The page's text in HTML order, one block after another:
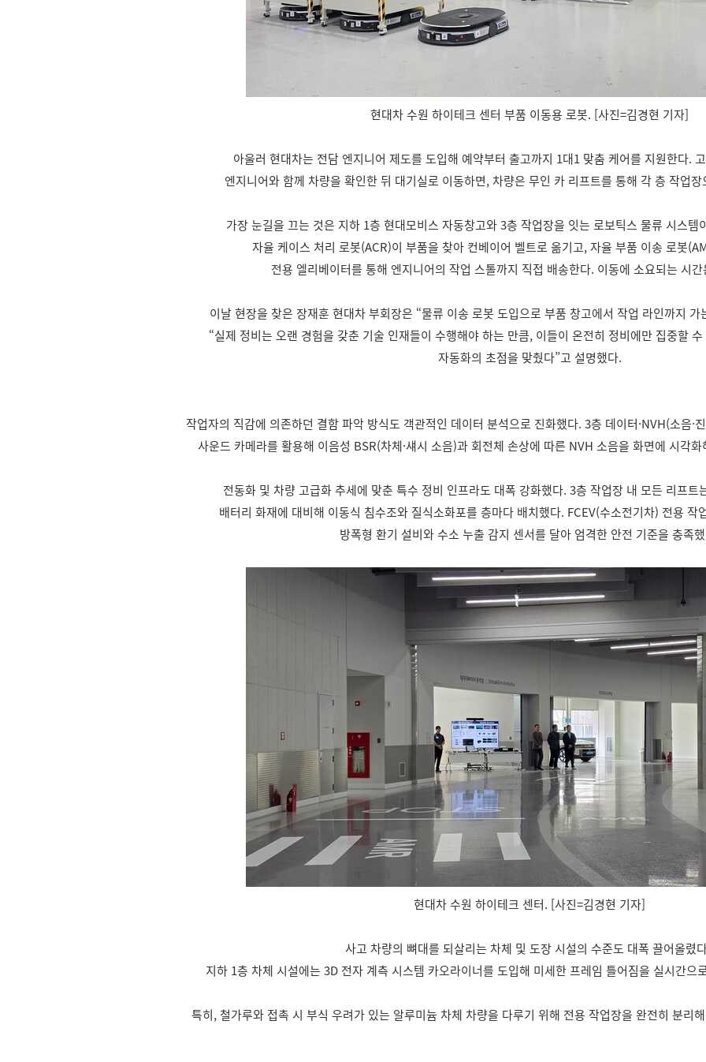
현대차 수원 하이테크 센터 부품 이동용 로봇. [사진=김경현 기자]
아울러 현대차는 전담 엔지니어 제도를 도입해 예약부터 출고까지 1대1 맞춤 케어를 지원한다.
엔지니어와 함께 차량을 확인한 뒤 대기실로 이동하면, 차량은 무인 카 리프트를 통해 각 층 작업
가장 눈길을 끄는 것은 지하 1층 현대모비스 자동창고와 3층 작업장을 잇는 로보틱스 물류 시스템
자율 케이스 처리 로봇(ACR)이 부품을 찾아 컨베이어 벨트로 옮기고, 자율 부품 이송 로봇
전용 엘리베이터를 통해 엔지니어의 작업 스톨까지 직접 배송한다. 이동에 소요되는 시
이날 현장을 찾은 장재훈 현대차 부회장은 “물류 이송 로봇 도입으로 부품 창고에서 작업 라인까지
“실제 정비는 오랜 경험을 갖춘 기술 인재들이 수행해야 하는 만큼, 이들이 온전히 정비에만 집중할
자동화의 초점을 맞췄다”고 설명했다.
작업자의 직감에 의존하던 결함 파악 방식도 객관적인 데이터 분석으로 진화했다. 3층 데이터·NVH(소음·
사운드 카메라를 활용해 이음성 BSR(차체·섀시 소음)과 회전체 손상에 따른 NVH 소음을 화면에 시각
전동화 및 차량 고급화 추세에 맞춘 특수 정비 인프라도 대폭 강화했다. 3층 작업장 내 모든 리프
배터리 화재에 대비해 이동식 침수조와 질식소화포를 층마다 배치했다. FCEV(수소전기차) 전용
방폭형 환기 설비와 수소 누출 감지 센서를 달아 엄격한 안전 기준을 충족
현대차 수원 하이테크 센터. [사진=김경현 기자]
사고 차량의 뼈대를 되살리는 차체 및 도장 시설의 수준도 대폭 끌어올렸
지하 1층 차체 시설에는 3D 전자 계측 시스템 카오라이너를 도입해 미세한 프레임 틀어짐을 실시간으
특히, 철가루와 접촉 시 부식 우려가 있는 알루미늄 차체 차량을 다루기 위해 전용 작업장을 완전히 분리